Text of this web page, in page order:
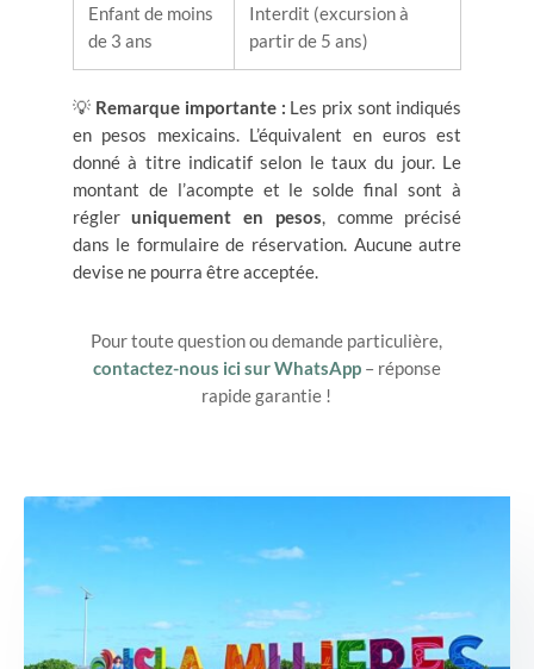
Enfant de moins
de 3 ans
Interdit (excursion à
partir de 5 ans)
💡 Remarque importante : Les prix sont indiqués
en pesos mexicains. L’équivalent en euros est
donné à titre indicatif selon le taux du jour. Le
montant de l’acompte et le solde final sont à
régleruniquement en pesos, comme précisé
dans le formulaire de réservation. Aucune autre
devise ne pourra être acceptée.
Pour toute question ou demande particulière,
contactez-nous ici sur WhatsApp– réponse
rapide garantie !